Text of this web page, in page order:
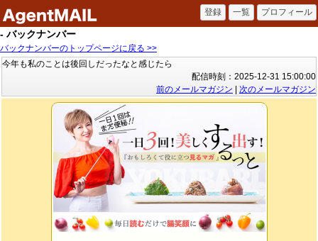
- バックナンバー
バックナンバーのトップページに戻る >>
今年も私のことは後回しだったなと感じたら
配信時刻：2025-12-31 15:00:00
前のメールマガジン
次のメールマガジン